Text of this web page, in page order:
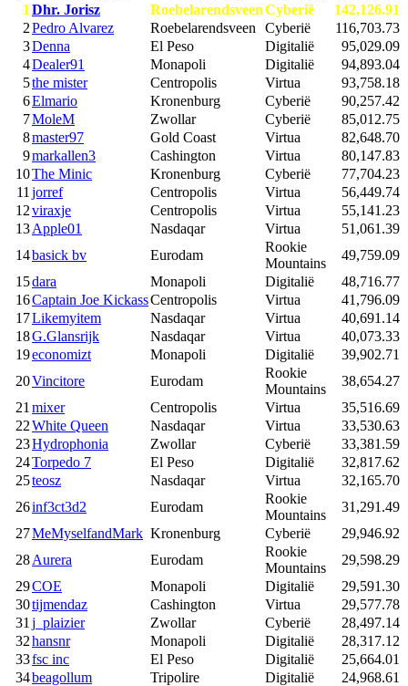
1 Dhr. Jorisz RoebelarendsveenCyberië
142,126.91
2Pedro Alvarez Roebelarendsveen Cyberië
116,703.73
3Denna El Peso Digitalië
95,029.09
4Dealer91 Monapoli Digitalië
94,893.04
5the mister Centropolis Virtua
93,758.18
6Elmario Kronenburg Cyberië
90,257.42
7MoleM Zwollar Cyberië
85,012.75
8master97 Gold Coast Virtua
82,648.70
9markallen3 Cashington Virtua
80,147.83
10The Minic Kronenburg Cyberië
77,704.23
11 jorref Centropolis Virtua
56,449.74
12viraxje Centropolis Virtua
55,141.23
13Apple01 Nasdaqar Virtua
51,061.39
14basick bv Eurodam
Rookie
Mountains
49,759.09
15dara Monapoli Digitalië
48,716.77
16Captain Joe KickassCentropolis Virtua
41,796.09
17Likemyitem Nasdaqar Virtua
40,691.14
18G.Glansrijk Nasdaqar Virtua
40,073.33
19economizt Monapoli Digitalië
39,902.71
20Vincitore Eurodam
Rookie
Mountains
38,654.27
21 mixer Centropolis Virtua
35,516.69
22White Queen Nasdaqar Virtua
33,530.63
23Hydrophonia Zwollar Cyberië
33,381.59
24Torpedo 7 El Peso Digitalië
32,817.62
25teosz Nasdaqar Virtua
32,165.70
26inf3ct3d2 Eurodam
Rookie
Mountains
31,291.49
27MeMyselfandMark Kronenburg Cyberië
29,946.92
28Aurera Eurodam
Rookie
Mountains
29,598.29
29COE Monapoli Digitalië
29,591.30
30tijmendaz Cashington Virtua
29,577.78
31 j_plaizier Zwollar Cyberië
28,497.14
32hansnr Monapoli Digitalië
28,317.12
33fsc inc El Peso Digitalië
25,664.01
34beagollum Tripolire Digitalië
24,968.61